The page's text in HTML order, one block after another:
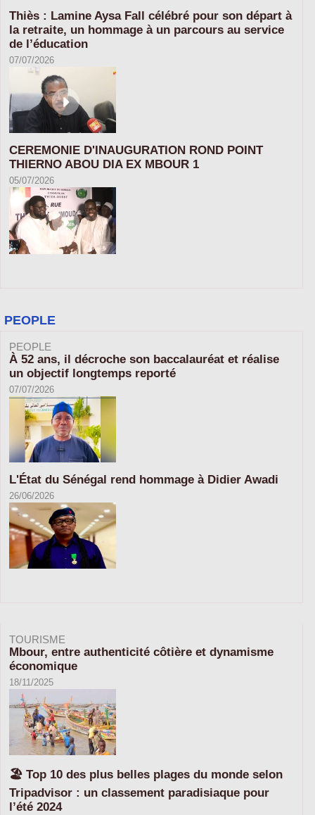
Thiès : Lamine Aysa Fall célébré pour son départ à
la retraite, un hommage à un parcours au service
de l’éducation
07/07/2026
CEREMONIE D'INAUGURATION ROND POINT
THIERNO ABOU DIA EX MBOUR 1
05/07/2026
PEOPLE
PEOPLE
À 52 ans, il décroche son baccalauréat et réalise
un objectif longtemps reporté
07/07/2026
L'État du Sénégal rend hommage à Didier Awadi
26/06/2026
TOURISME
Mbour, entre authenticité côtière et dynamisme
économique
18/11/2025
🏖️ Top 10 des plus belles plages du monde selon
Tripadvisor : un classement paradisiaque pour
l’été 2024